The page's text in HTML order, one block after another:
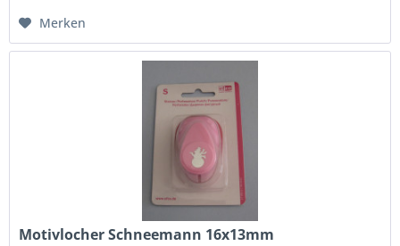
Merken
Motivlocher Schneemann 16x13mm